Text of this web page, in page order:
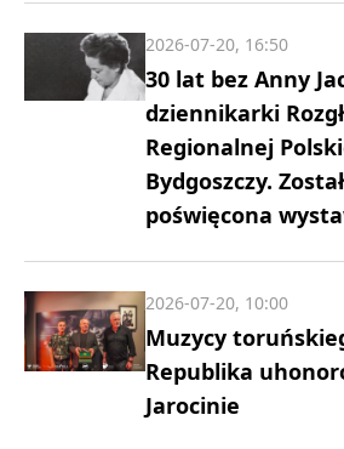
30 lat bez Anny
dziennikarki
Regionalnej
Bydgoszczy.
poświęcona
2026-07-20, 16:50
Muzycy
Republika
Jarocinie
2026-07-20, 10:00